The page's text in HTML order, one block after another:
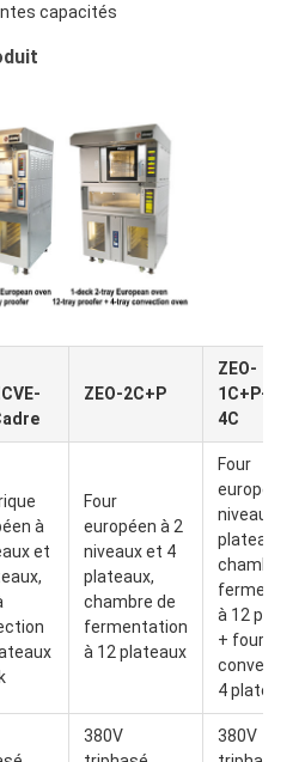
capacités
ZEO-2C+P
ZEO-
4C
à
et
Four
européen à 2
niveaux et 4
plateaux,
chambre de
fermentation
à 12 plateaux
Four
européen
niveau et 2
plateaux,
chambre
à 12
+ four à
4 plateaux
380V
380V